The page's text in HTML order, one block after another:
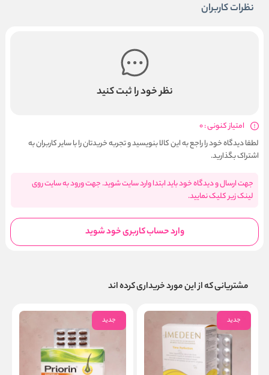
نظرات کاربران
نظر خود را ثبت کنید
امتیاز کنونی : 0
لطفا دیدگاه خود را راجع به این کالا بنویسید و تجربه خریدتان را با سایر کاربران به
اشتراک بگذارید.
جهت ارسال و دیدگاه خود باید ابتدا وارد سایت شوید. جهت ورود به سایت روی
لینک زیر کلیک نمایید.
وارد حساب کاربری خود شوید
مشتریانی که از این مورد خریداری کرده اند
جدید جدید